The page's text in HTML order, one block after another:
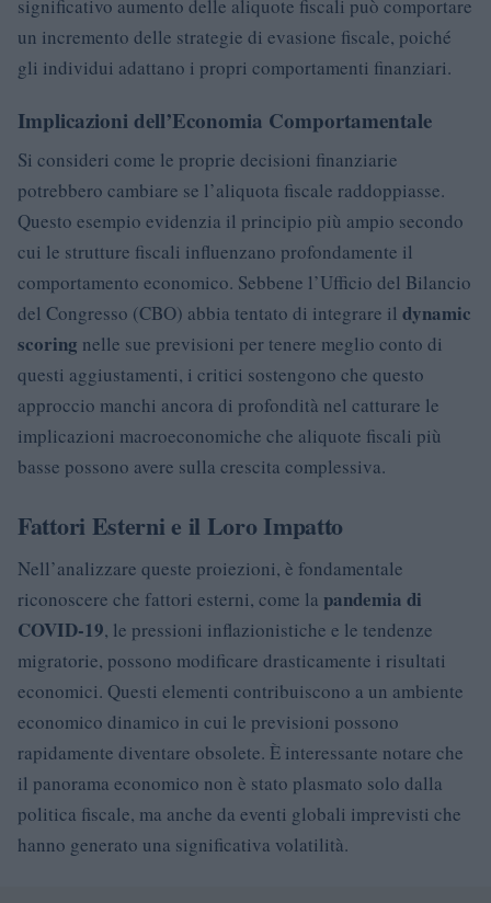
significativo aumento delle aliquote fiscali può comportare
un incremento delle strategie di evasione fiscale, poiché
gli individui adattano i propri comportamenti finanziari.
Implicazioni dell’Economia Comportamentale
Si consideri come le proprie decisioni finanziarie
potrebbero cambiare se l’aliquota fiscale raddoppiasse.
Questo esempio evidenzia il principio più ampio secondo
cui le strutture fiscali influenzano profondamente il
comportamento economico. Sebbene l’Ufficio del Bilancio
del Congresso (CBO) abbia tentato di integrare il dynamic
scoring nelle sue previsioni per tenere meglio conto di
questi aggiustamenti, i critici sostengono che questo
approccio manchi ancora di profondità nel catturare le
implicazioni macroeconomiche che aliquote fiscali più
basse possono avere sulla crescita complessiva.
Fattori Esterni e il Loro Impatto
Nell’analizzare queste proiezioni, è fondamentale
riconoscere che fattori esterni, come la pandemia di
COVID-19, le pressioni inflazionistiche e le tendenze
migratorie, possono modificare drasticamente i risultati
economici. Questi elementi contribuiscono a un ambiente
economico dinamico in cui le previsioni possono
rapidamente diventare obsolete. È interessante notare che
il panorama economico non è stato plasmato solo dalla
politica fiscale, ma anche da eventi globali imprevisti che
hanno generato una significativa volatilità.